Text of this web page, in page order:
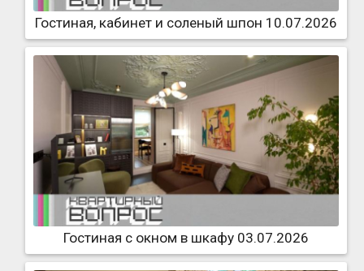
Гостиная, кабинет и соленый шпон 10.07.2026
Гостиная с окном в шкафу 03.07.2026